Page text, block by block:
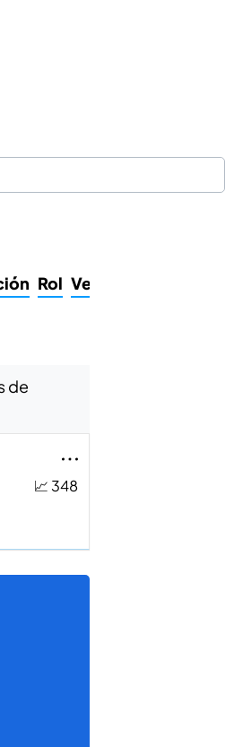
Rol Vender algo
de
📈 348